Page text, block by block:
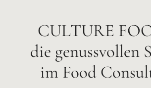
CULTURE
die genussvollen
im Food